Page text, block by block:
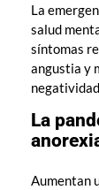
La
salud
síntomas
angustia y
La
Aumentan